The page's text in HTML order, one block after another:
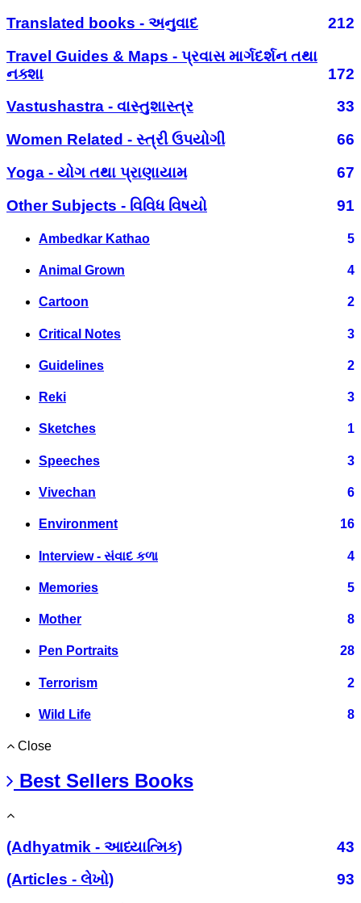
Translated books - અનુવાદ
212
Travel Guides & Maps - પ્રવાસ માર્ગદર્શન તથા
નક્શા
172
Vastushastra - વાસ્તુશાસ્ત્ર
33
Women Related - સ્ત્રી ઉપયોગી
66
Yoga - યોગ તથા પ્રાણાયામ
67
Other Subjects - વિવિધ વિષયો
91
Ambedkar Kathao 5
Animal Grown 4
Cartoon 2
Critical Notes 3
Guidelines 2
Reki 3
Sketches 1
Speeches 3
Vivechan 6
Environment 16
Interview - સંવાદ કળા 4
Memories 5
Mother 8
Pen Portraits 28
Terrorism 2
Wild Life 8
Close
Best Sellers Books
(Adhyatmik - આધ્યાત્મિક)
43
(Articles - લેખો)
93